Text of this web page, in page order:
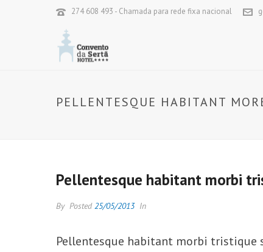
274 608 493 - Chamada para rede fixa nacional
PELLENTESQUE HABITANT
Pellentesque habitant morbi
By Posted25/05/2013 In
Pellentesque habitant morbi tristique